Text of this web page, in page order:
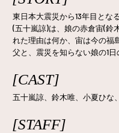
東日本大震災から13年目とな
(五十嵐諒)は、娘の赤倉宙(鈴
れた理由は何か、宙は今の福
父と、震災を知らない娘の1日
[CAST]
五十嵐諒、鈴木唯、小夏ひな
[STAFF]